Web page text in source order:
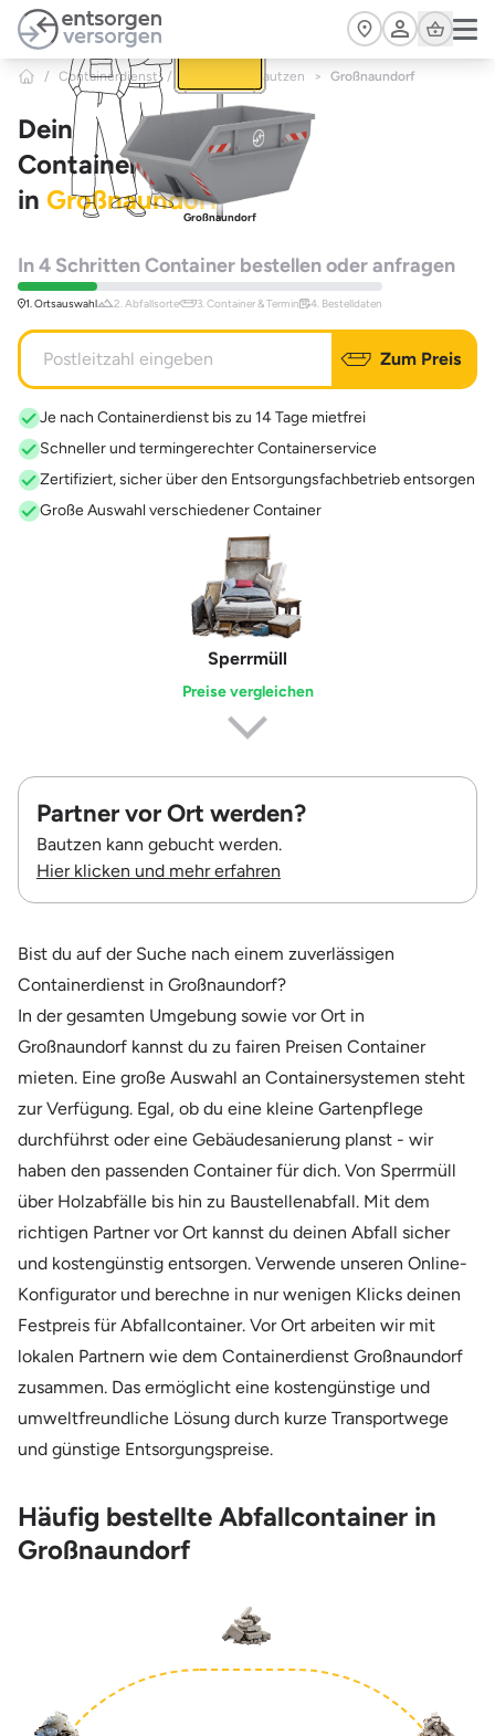
Zum Hauptinhalt springen
Cart
/ Containerdienst / Bautzen > Großnaundorf
Dein
Containerdienst
in Großnaundorf
Großnaundorf
In 4 Schritten Container bestellen oder anfragen
1. Ortsauswahl 2. Abfallsorte 3. Container & Termin 4. Bestelldaten
Zum Preis
Je nach Containerdienst bis zu 14 Tage mietfrei
Schneller und termingerechter Containerservice
Zertifiziert, sicher über den Entsorgungsfachbetrieb entsorgen
Große Auswahl verschiedener Container
Sperrmüll
Preise vergleichen
Partner vor Ort werden?
Bautzen kann gebucht werden.
Hier klicken und mehr erfahren
Bist du auf der Suche nach einem zuverlässigen
Containerdienst in Großnaundorf?
In der gesamten Umgebung sowie vor Ort in
Großnaundorf kannst du zu fairen Preisen Container
mieten. Eine große Auswahl an Containersystemen steht
zur Verfügung. Egal, ob du eine kleine Gartenpflege
durchführst oder eine Gebäudesanierung planst - wir
haben den passenden Container für dich. Von Sperrmüll
über Holzabfälle bis hin zu Baustellenabfall. Mit dem
richtigen Partner vor Ort kannst du deinen Abfall sicher
und kostengünstig entsorgen. Verwende unseren Online-
Konfigurator und berechne in nur wenigen Klicks deinen
Festpreis für Abfallcontainer. Vor Ort arbeiten wir mit
lokalen Partnern wie dem Containerdienst Großnaundorf
zusammen. Das ermöglicht eine kostengünstige und
umweltfreundliche Lösung durch kurze Transportwege
und günstige Entsorgungspreise.
Häufig bestellte Abfallcontainer in
Großnaundorf